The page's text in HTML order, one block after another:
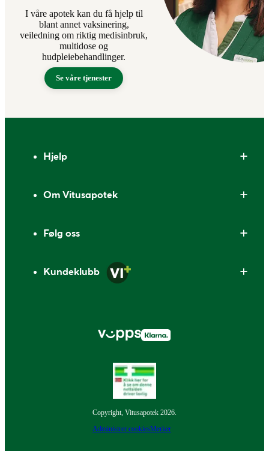
I våre apotek kan du få hjelp til
blant annet vaksinering,
veiledning om riktig medisinbruk,
multidose og
hudpleiebehandlinger.
Se våre tjenester
Hjelp
Om Vitusapotek
Følg oss
Kundeklubb
Copyright, Vitusapotek 2026.
Administrer cookiesMerker